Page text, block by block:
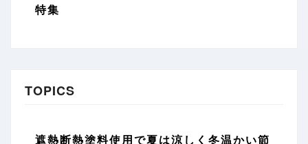
特集
TOPICS
遮熱断熱塗料使用で夏は涼しく冬温かい節